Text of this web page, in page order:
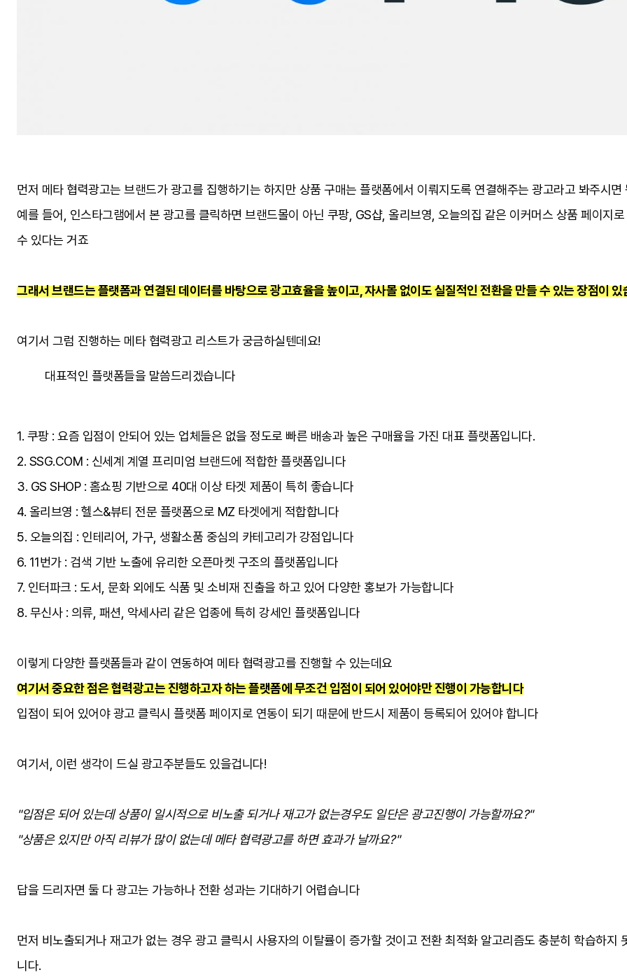
먼저 메타 협력광고는 브랜드가 광고를 집행하기는 하지만 상품 구매는 플랫폼에서 이뤄지도록 연결해주는 광고라고 봐주시면
예를 들어, 인스타그램에서 본 광고를 클릭하면 브랜드몰이 아닌 쿠팡, GS샵, 올리브영, 오늘의집 같은 이커머스 상품 페이지
수 있다는 거죠
그래서 브랜드는 플랫폼과 연결된 데이터를 바탕으로 광고효율을 높이고, 자사몰 없이도 실질적인 전환을 만들 수 있는 장점이
여기서 그럼 진행하는 메타 협력광고 리스트가 궁금하실텐데요!
대표적인 플랫폼들을 말씀드리겠습니다
1. 쿠팡 : 요즘 입점이 안되어 있는 업체들은 없을 정도로 빠른 배송과 높은 구매율을 가진 대표 플랫폼입니다.
2. SSG.COM : 신세계 계열 프리미엄 브랜드에 적합한 플랫폼입니다
3. GS SHOP : 홈쇼핑 기반으로 40대 이상 타겟 제품이 특히 좋습니다
4. 올리브영 : 헬스&뷰티 전문 플랫폼으로 MZ 타겟에게 적합합니다
5. 오늘의집 : 인테리어, 가구, 생활소품 중심의 카테고리가 강점입니다
6. 11번가 : 검색 기반 노출에 유리한 오픈마켓 구조의 플랫폼입니다
7. 인터파크 : 도서, 문화 외에도 식품 및 소비재 진출을 하고 있어 다양한 홍보가 가능합니다
8. 무신사 : 의류, 패션, 악세사리 같은 업종에 특히 강세인 플랫폼입니다
이렇게 다양한 플랫폼들과 같이 연동하여 메타 협력광고를 진행할 수 있는데요
여기서 중요한 점은 협력광고는 진행하고자 하는 플랫폼에 무조건 입점이 되어 있어야만 진행이 가능합니다
입점이 되어 있어야 광고 클릭시 플랫폼 페이지로 연동이 되기 때문에 반드시 제품이 등록되어 있어야 합니다
여기서, 이런 생각이 드실 광고주분들도 있을겁니다!
"입점은 되어 있는데 상품이 일시적으로 비노출 되거나 재고가 없는경우도 일단은 광고진행이 가능할까요?"
"상품은 있지만 아직 리뷰가 많이 없는데 메타 협력광고를 하면 효과가 날까요?"
답을 드리자면 둘 다 광고는 가능하나 전환 성과는 기대하기 어렵습니다
먼저 비노출되거나 재고가 없는 경우 광고 클릭시 사용자의 이탈률이 증가할 것이고 전환 최적화 알고리즘도 충분히 학습하
니다.